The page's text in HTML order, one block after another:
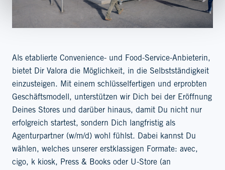
Als etablierte Convenience- und Food-Service-Anbieterin,
bietet Dir Valora die Möglichkeit, in die Selbstständigkeit
einzusteigen. Mit einem schlüsselfertigen und erprobten
Geschäftsmodell, unterstützen wir Dich bei der Eröffnung
Deines Stores und darüber hinaus, damit Du nicht nur
erfolgreich startest, sondern Dich langfristig als
Agenturpartner (w/m/d) wohl fühlst. Dabei kannst Du
wählen, welches unserer erstklassigen Formate: avec,
cigo, k kiosk, Press & Books oder U-Store (an